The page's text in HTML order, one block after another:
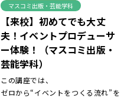
マスコミ出版・芸能学科
【来校】初めてでも大丈
夫！イベントプロデューサ
ー体験！（マスコミ出版・
芸能学科）
この講座では、
ゼロから“イベントをつくる流れ”を